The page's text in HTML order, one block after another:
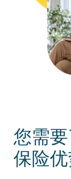
您需
保险